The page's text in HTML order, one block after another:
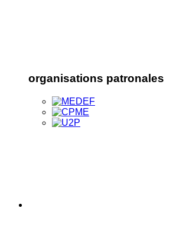
organisations patronales